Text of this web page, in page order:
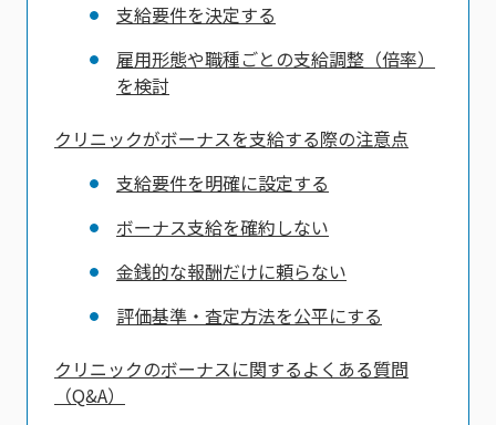
支給要件を決定する
雇用形態や職種ごとの支給調整（倍率）
を検討
クリニックがボーナスを支給する際の注意点
支給要件を明確に設定する
ボーナス支給を確約しない
金銭的な報酬だけに頼らない
評価基準・査定方法を公平にする
クリニックのボーナスに関するよくある質問
（Q&A）